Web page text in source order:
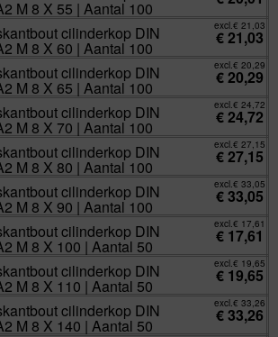
M 8 X 55 | Aantal 100
cilinderkop DIN
M 8 X 60 | Aantal 100
excl.€ 21,03
€21,03
cilinderkop DIN
M 8 X 65 | Aantal 100
excl.€ 20,29
€20,29
cilinderkop DIN
M 8 X 70 | Aantal 100
excl.€ 24,72
€24,72
cilinderkop DIN
M 8 X 80 | Aantal 100
excl.€ 27,15
€27,15
cilinderkop DIN
M 8 X 90 | Aantal 100
excl.€ 33,05
€33,05
cilinderkop DIN
M 8 X 100 | Aantal 50
excl.€ 17,61
€ 17,61
cilinderkop DIN
M 8 X 110 | Aantal 50
excl.€ 19,65
€ 19,65
cilinderkop DIN
M 8 X 140 | Aantal 50
excl.€ 33,26
€33,26